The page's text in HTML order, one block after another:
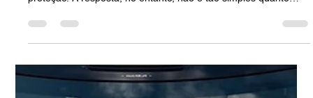
das mais comuns entre motoristas que buscam mais conforto e
proteção. A resposta, no entanto, não é tão simples quanto
ainda, o que a tecnologia do seu carro suporta. Como
especialistas em veículos de alta tecnologia, a Leandrini